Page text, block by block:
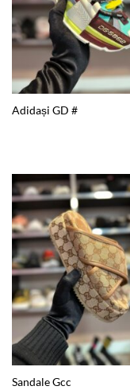
Adidași GD #
Sandale Gcc